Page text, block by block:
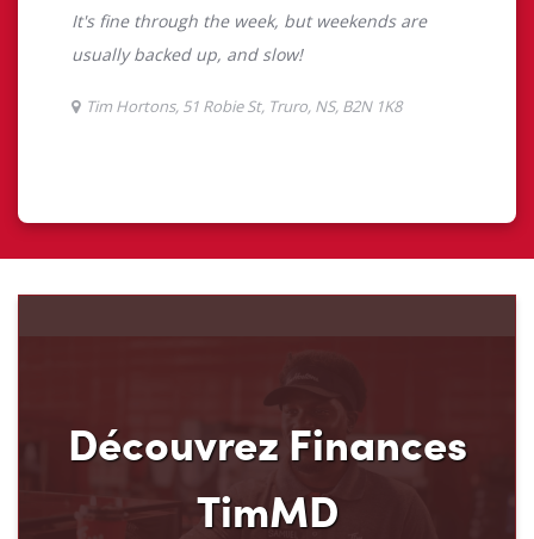
Découvrez Finances
TimMD